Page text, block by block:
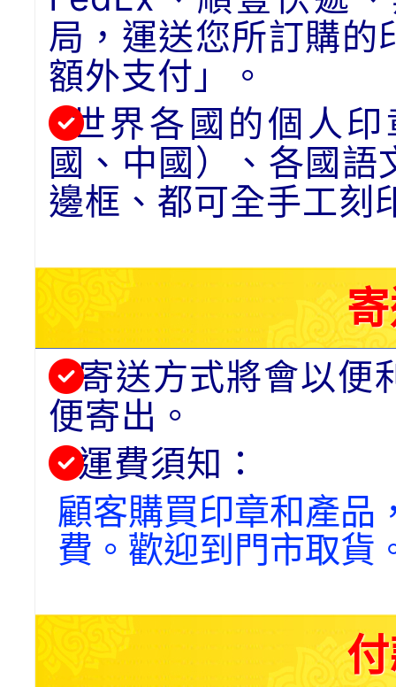
局，運送您所訂購的
額外支付」。
世界各國的個人
國、中國）、各國
邊框、都可全手工刻
寄送方式將會以便
便寄出。
運費須知：
顧客購買印章和產品
費。歡迎到門市取貨